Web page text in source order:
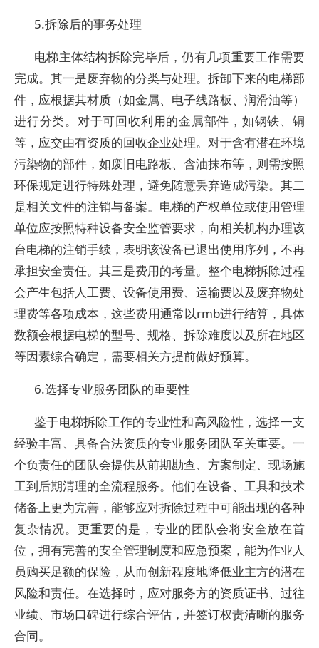
5.拆除后的事务处理
电梯主体结构拆除完毕后，仍有几项重要工作需要
完成。其一是废弃物的分类与处理。拆卸下来的电梯部
件，应根据其材质（如金属、电子线路板、润滑油等）
进行分类。对于可回收利用的金属部件，如钢铁、铜
等，应交由有资质的回收企业处理。对于含有潜在环境
污染物的部件，如废旧电路板、含油抹布等，则需按照
环保规定进行特殊处理，避免随意丢弃造成污染。其二
是相关文件的注销与备案。电梯的产权单位或使用管理
单位应按照特种设备安全监管要求，向相关机构办理该
台电梯的注销手续，表明该设备已退出使用序列，不再
承担安全责任。其三是费用的考量。整个电梯拆除过程
会产生包括人工费、设备使用费、运输费以及废弃物处
理费等各项成本，这些费用通常以rmb进行结算，具体
数额会根据电梯的型号、规格、拆除难度以及所在地区
等因素综合确定，需要相关方提前做好预算。
6.选择专业服务团队的重要性
鉴于电梯拆除工作的专业性和高风险性，选择一支
经验丰富、具备合法资质的专业服务团队至关重要。一
个负责任的团队会提供从前期勘查、方案制定、现场施
工到后期清理的全流程服务。他们在设备、工具和技术
储备上更为完善，能够应对拆除过程中可能出现的各种
复杂情况。更重要的是，专业的团队会将安全放在首
位，拥有完善的安全管理制度和应急预案，能为作业人
员购买足额的保险，从而创新程度地降低业主方的潜在
风险和责任。在选择时，应对服务方的资质证书、过往
业绩、市场口碑进行综合评估，并签订权责清晰的服务
合同。